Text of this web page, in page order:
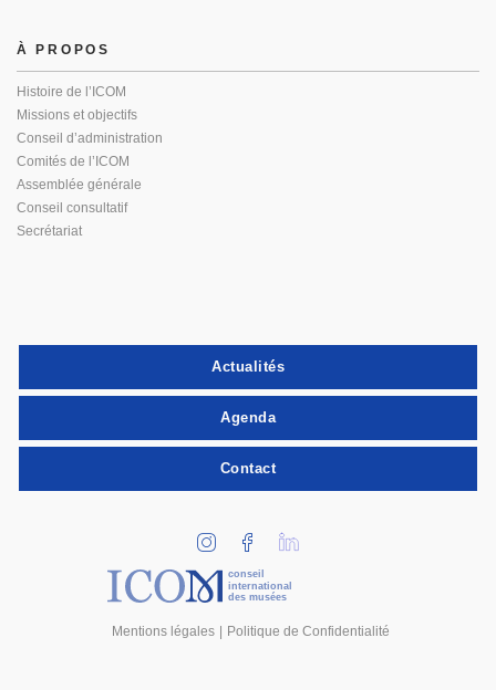
À PROPOS
Histoire de l’ICOM
Missions et objectifs
Conseil d’administration
Comités de l’ICOM
Assemblée générale
Conseil consultatif
Secrétariat
Actualités
Agenda
Contact
conseil
international
des musées
Mentions légales Politique de Confidentialité